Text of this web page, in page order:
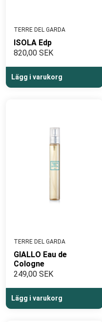
TERRE DEL GARDA
ISOLA Edp
820,00 SEK
Lägg i varukorg
TERRE DEL GARDA
GIALLO Eau de
Cologne
249,00 SEK
Lägg i varukorg